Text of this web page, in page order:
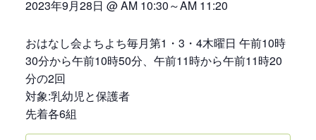
2023年9月28日 @ AM 10:30～AM 11:20
おはなし会よちよち毎月第1・3・4木曜日 午前10時
30分から午前10時50分、午前11時から午前11時20
分の2回
対象:乳幼児と保護者
先着各6組